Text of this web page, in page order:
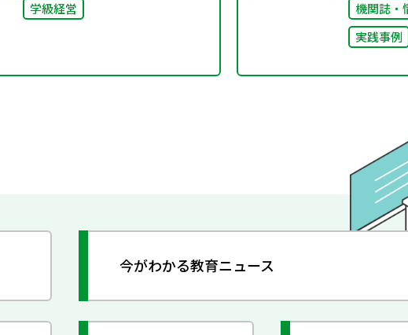
学級経営
機関誌・
実践事例
今がわかる教育ニュース